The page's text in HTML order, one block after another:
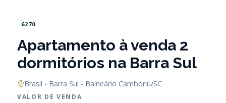
6270
Apartamento à venda 2
dormitórios na Barra Sul
Brasil - Barra Sul - Balneário Camboriú/SC
VALOR DE VENDA